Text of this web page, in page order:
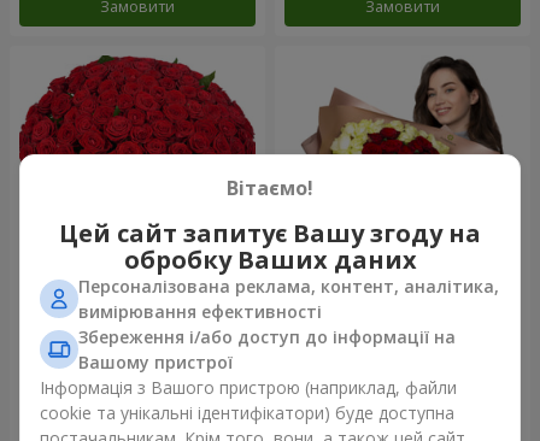
Замовити Замовити
101 червона троянда
9 744 грн
Замовити
Букет "Серце - серцю"
Замовити
Вітаємо!
Цей сайт запитує Вашу згоду на
обробку Ваших даних
Персоналізована реклама, контент, аналітика,
вимірювання ефективності
Збереження і/або доступ до інформації на
Вашому пристрої
Інформація з Вашого пристрою (наприклад, файли
cookie та унікальні ідентифікатори) буде доступна